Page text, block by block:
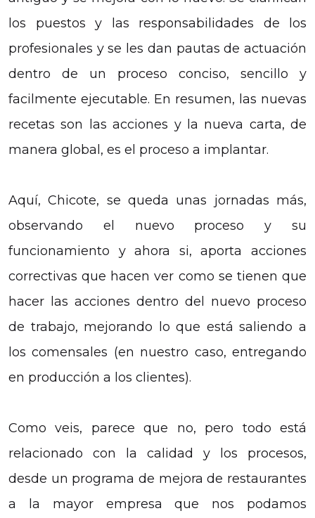
los puestos y las responsabilidades de los
profesionales y se les dan pautas de actuación
dentro de un proceso conciso, sencillo y
facilmente ejecutable. En resumen, las nuevas
recetas son las acciones y la nueva carta, de
manera global, es el proceso a implantar.
Aquí, Chicote, se queda unas jornadas más,
observando el nuevo proceso y su
funcionamiento y ahora si, aporta acciones
correctivas que hacen ver como se tienen que
hacer las acciones dentro del nuevo proceso
de trabajo, mejorando lo que está saliendo a
los comensales (en nuestro caso, entregando
en producción a los clientes).
Como veis, parece que no, pero todo está
relacionado con la calidad y los procesos,
desde un programa de mejora de restaurantes
a la mayor empresa que nos podamos